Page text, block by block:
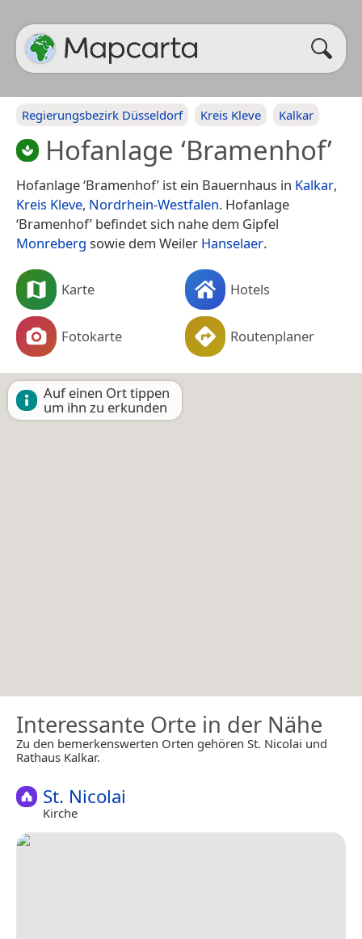
Regierungsbezirk Düsseldorf Kreis Kleve Kalkar
Hofanlage ‘Bramenhof’
Hofanlage ‘Bramenhof’ ist ein Bauernhaus in Kalkar,
Kreis Kleve, Nordrhein-Westfalen. Hofanlage
‘Bramenhof’ befindet sich nahe dem Gipfel
Monreberg sowie dem Weiler Hanselaer.
Karte Hotels
Fotokarte Routenplaner
Auf einen Ort tippen
um ihn zu erkunden
Interessante Orte in der Nähe
Zu den bemerkenswerten Orten gehören St. Nicolai und
Rathaus Kalkar.
St. Nicolai
Kirche